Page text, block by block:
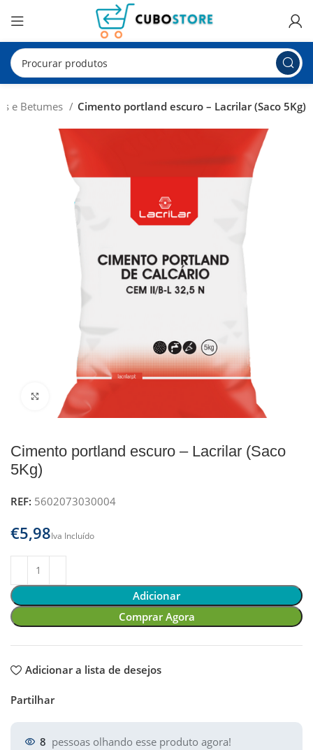
e Betumes Cimento portland escuro – Lacrilar (Saco 5Kg)
Clique para ampliar
Cimento portland escuro – Lacrilar (Saco
5Kg)
REF: 5602073030004
€
Adicionar
Comprar Agora
Adicionar a lista de desejos
Partilhar
8 pessoas olhando esse produto agora!